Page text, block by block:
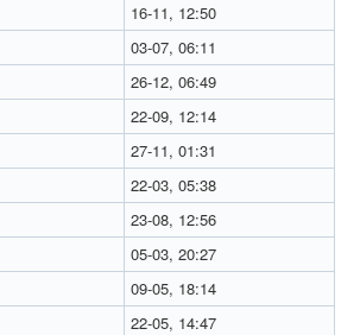
16-11, 12:50
03-07, 06:11
26-12, 06:49
22-09, 12:14
27-11, 01:31
22-03, 05:38
23-08, 12:56
05-03, 20:27
09-05, 18:14
22-05, 14:47